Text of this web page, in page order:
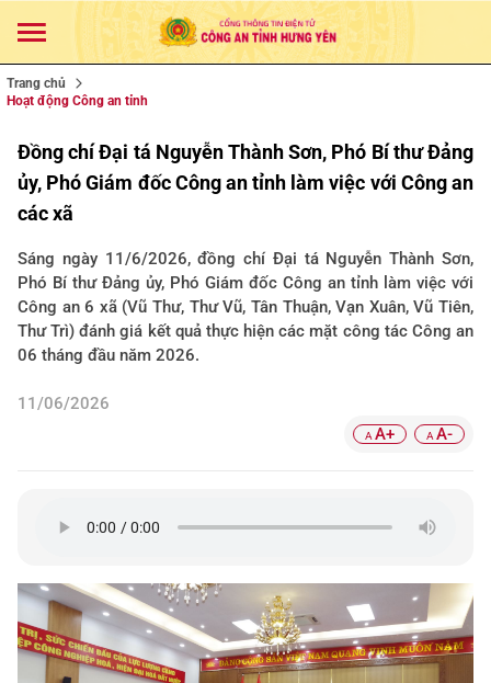
Trang chủ
Hoạt động Công an tỉnh
Đồng chí Đại tá Nguyễn Thành Sơn, Phó Bí thư Đảng
ủy, Phó Giám đốc Công an tỉnh làm việc với Công an
các xã
Sáng ngày 11/6/2026, đồng chí Đại tá Nguyễn Thành Sơn,
Phó Bí thư Đảng ủy, Phó Giám đốc Công an tỉnh làm việc với
Công an 6 xã (Vũ Thư, Thư Vũ, Tân Thuận, Vạn Xuân, Vũ Tiên,
Thư Trì) đánh giá kết quả thực hiện các mặt công tác Công an
06 tháng đầu năm 2026.
11/06/2026
A A+ A A-